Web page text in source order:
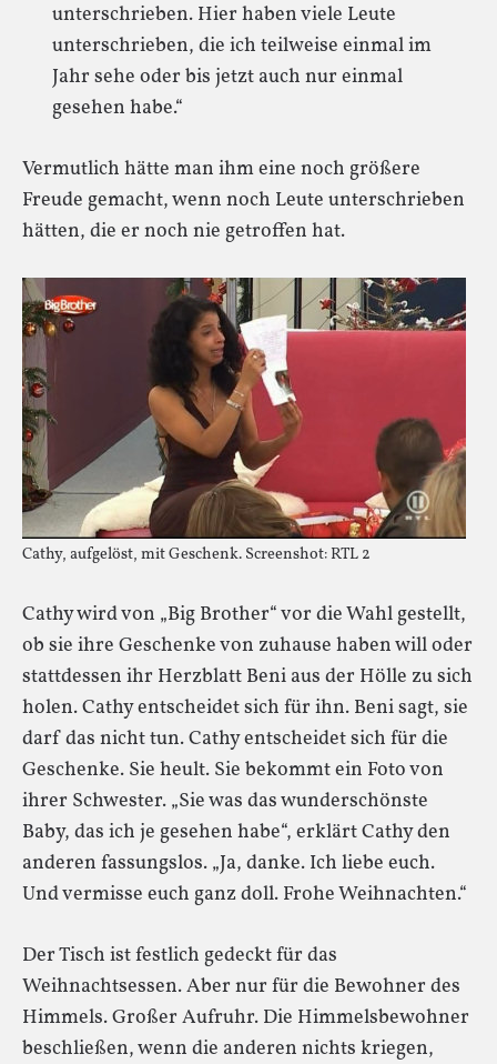
unterschrieben. Hier haben viele Leute
unterschrieben, die ich teilweise einmal im
Jahr sehe oder bis jetzt auch nur einmal
gesehen habe.“
Vermutlich hätte man ihm eine noch größere
Freude gemacht, wenn noch Leute unterschrieben
hätten, die er noch nie getroffen hat.
Cathy, aufgelöst, mit Geschenk. Screenshot: RTL 2
Cathy wird von „Big Brother“ vor die Wahl gestellt,
ob sie ihre Geschenke von zuhause haben will oder
stattdessen ihr Herzblatt Beni aus der Hölle zu sich
holen. Cathy entscheidet sich für ihn. Beni sagt, sie
darf das nicht tun. Cathy entscheidet sich für die
Geschenke. Sie heult. Sie bekommt ein Foto von
ihrer Schwester. „Sie was das wunderschönste
Baby, das ich je gesehen habe“, erklärt Cathy den
anderen fassungslos. „Ja, danke. Ich liebe euch.
Und vermisse euch ganz doll. Frohe Weihnachten.“
Der Tisch ist festlich gedeckt für das
Weihnachtsessen. Aber nur für die Bewohner des
Himmels. Großer Aufruhr. Die Himmelsbewohner
beschließen, wenn die anderen nichts kriegen,